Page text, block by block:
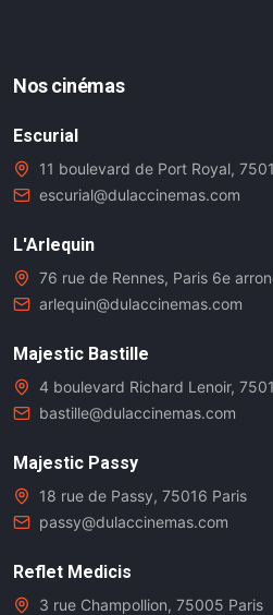
Nos cinémas
Escurial
11 boulevard de Port Royal,
escurial@dulaccinemas.com
L'Arlequin
76 rue de Rennes, Paris 6e
arlequin@dulaccinemas.com
Majestic Bastille
4 boulevard Richard Lenoir,
bastille@dulaccinemas.com
Majestic Passy
18 rue de Passy, 75016 Paris
passy@dulaccinemas.com
Reflet Medicis
3 rue Champollion, 75005 Paris